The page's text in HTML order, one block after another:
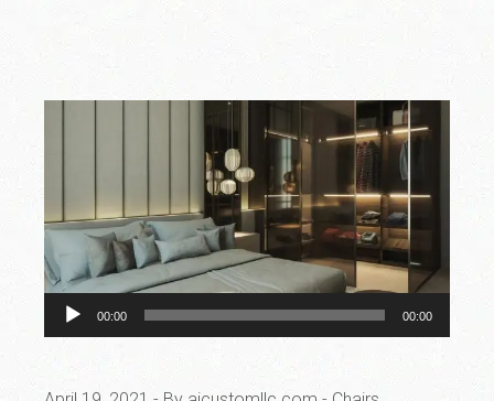
Audio
Player
00:00 00:00